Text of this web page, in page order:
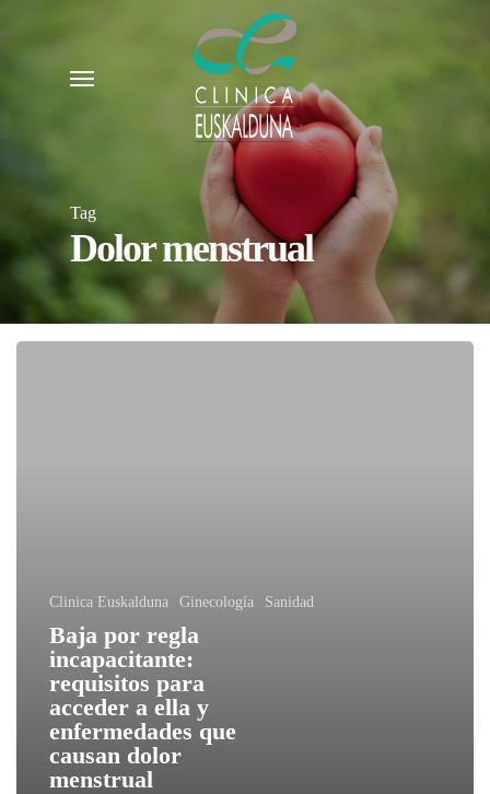
Menu
Tag
Dolor menstrual
Clinica Euskalduna Ginecología Sanidad
Baja por regla
incapacitante:
requisitos para
acceder a ella y
enfermedades que
causan dolor
menstrual